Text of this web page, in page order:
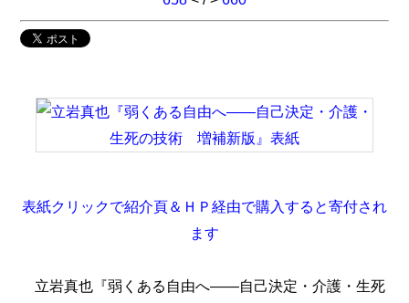
表紙クリックで紹介頁＆ＨＰ経由で購入すると寄付され
ます
立岩真也『弱くある自由へ――自己決定・介護・生死